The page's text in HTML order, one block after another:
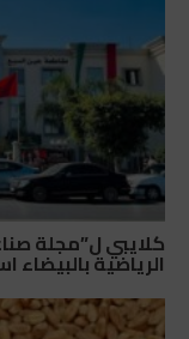
كلايبي ل”مجلة
الرياضية بالبيضاء